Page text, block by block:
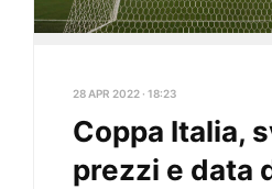
28 APR 2022 · 18:23
Coppa Italia,
prezzi e data